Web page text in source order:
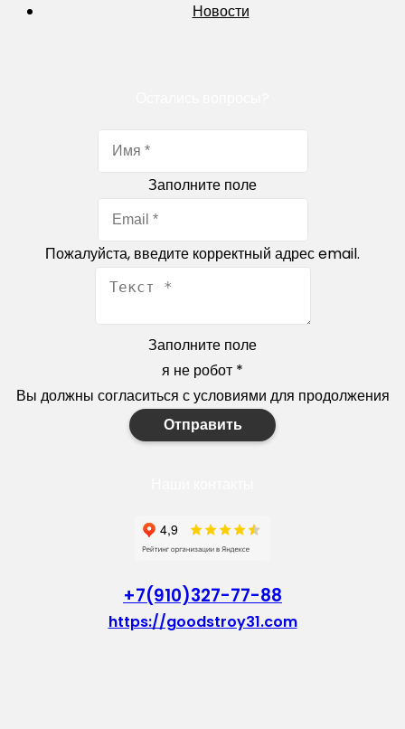
Новости
Заполните поле
Пожалуйста, введите корректный адрес email.
Заполните поле
я не робот *
Вы должны согласиться с условиями для продолжения
Отправить
+7(910)327-77-88
https://goodstroy31.com